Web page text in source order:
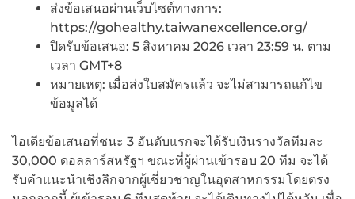
ส่งข้อเสนอผ่านเว็บไซต์ทางการ:
https://gohealthy.taiwanexcellence.org/
ปิดรับข้อเสนอ: 5 สิงหาคม 2026 เวลา 23:59 น. ตาม
เวลา GMT+8
หมายเหตุ: เมื่อส่งใบสมัครแล้ว จะไม่สามารถแก้ไข
ข้อมูลได้
ไอเดียข้อเสนอที่ชนะ 3 อันดับแรกจะได้รับเงินรางวัลทีมละ
30,000 ดอลลาร์สหรัฐฯ ขณะที่ผู้ผ่านเข้ารอบ 20 ทีม จะได้
รับคำแนะนำเชิงลึกจากผู้เชี่ยวชาญในอุตสาหกรรมโดยตรง